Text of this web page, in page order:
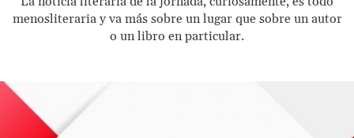
menosliteraria y va más sobre un lugar que sobre un autor
o un libro en particular.